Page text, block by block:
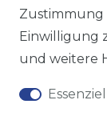
Zustimmung
Einwilligung
und weitere
Essenziell